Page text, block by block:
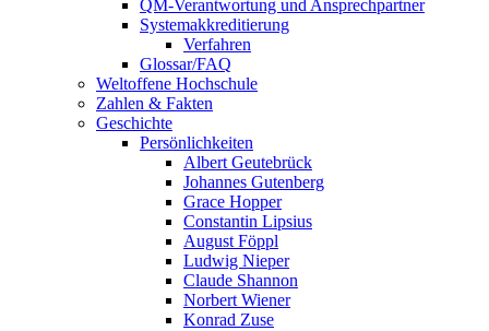
QM-Verantwortung und Ansprechpartner
Systemakkreditierung
Verfahren
Glossar/FAQ
Weltoffene Hochschule
Zahlen & Fakten
Geschichte
Persönlichkeiten
Albert Geutebrück
Johannes Gutenberg
Grace Hopper
Constantin Lipsius
August Föppl
Ludwig Nieper
Claude Shannon
Norbert Wiener
Konrad Zuse